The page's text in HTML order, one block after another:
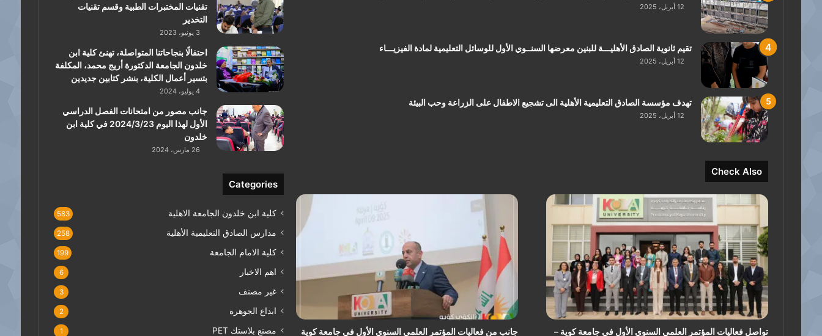
12 أبريل، 2025
تقيم ثانوية الصادق الأهليـــة للبنين معرضها السنــوي الأول للوسائل التعليمية لمادة الفيزيـــاء
12 أبريل، 2025
تهدف مؤسسة الصادق التعليمية الأهلية الى تشجيع الاطفال على الزراعة وحب البيئة
12 أبريل، 2025
Check Also
تواصل فعاليات المؤتمر العلمي السنوي الأول في جامعة كوية – جانب من فعاليات المؤتمر العلمي السنوي الأول في جامعة كوية
تقنيات المختبرات الطبية وقسم تقنيات
التخدير
3 يونيو، 2023
احتفالًا بنجاحاتنا المتواصلة، تهنئ كلية ابن
خلدون الجامعة الدكتورة أريج محمد، المكلفة
بتسير أعمال الكلية، بنشر كتابين جديدين
4 يوليو، 2024
جانب مصور من امتحانات الفصل الدراسي
الأول لهذا اليوم 2024/3/23 في كلية ابن
خلدون
26 مارس، 2024
Categories
كلية ابن خلدون الجامعة الاهلية 583
مدارس الصادق التعليمية الأهلية 258
كلية الامام الجامعة 199
اهم الاخبار 6
غير مصنف 3
ابداع الجوهرة 2
مصنع بلاستك PET 1